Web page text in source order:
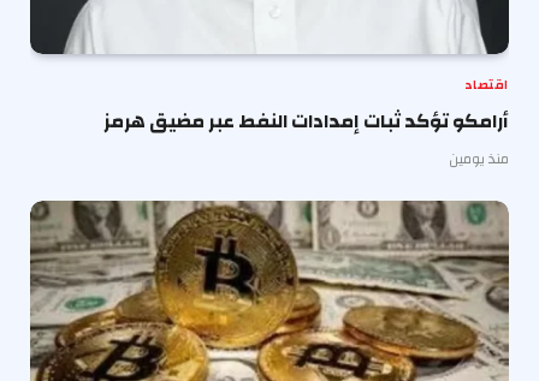
اقتصاد
أرامكو تؤكد ثبات إمدادات النفط عبر مضيق هرمز
منذ يومين